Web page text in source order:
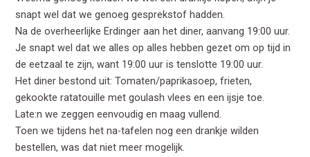
snapt wel dat we genoeg gesprekstof hadden.
Na de overheerlijke Erdinger aan het diner, aanvang 19:00 uur.
Je snapt wel dat we alles op alles hebben gezet om op tijd in
de eetzaal te zijn, want 19:00 uur is tenslotte 19:00 uur.
Het diner bestond uit: Tomaten/paprikasoep, frieten,
gekookte ratatouille met goulash vlees en een ijsje toe.
Late:n we zeggen eenvoudig en maag vullend.
Toen we tijdens het na-tafelen nog een drankje wilden
bestellen, was dat niet meer mogelijk.